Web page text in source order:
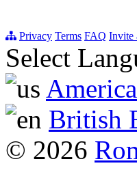
Privacy Terms FAQ Invite
Select
British
© 2026